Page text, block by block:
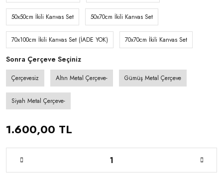
50x50cm İkili Kanvas Set 50x70cm İkili Kanvas Set
70x100cm İkili Kanvas Set (İADE YOK) 70x70cm İkili Kanvas Set
Sonra Çerçeve Seçiniz
Çerçevesiz Altın Metal Çerçeve- Gümüş Metal Çerçeve
Siyah Metal Çerçeve-
1.600,00 TL